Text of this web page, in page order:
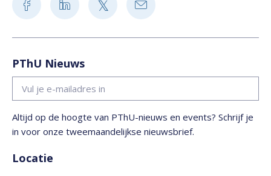
PThU Nieuws
Altijd op de hoogte van PThU-nieuws en events? Schrijf je
in voor onze tweemaandelijkse nieuwsbrief.
Locatie